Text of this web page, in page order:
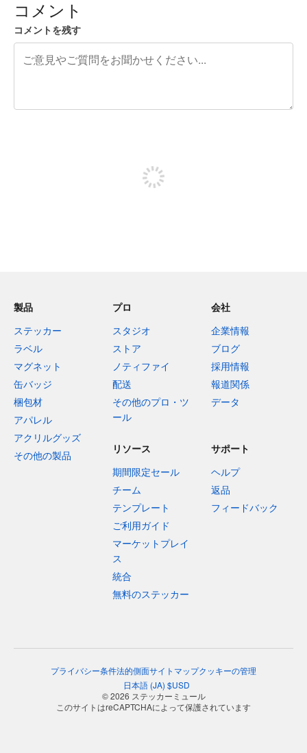
コメント
コメントを残す
製品
ステッカー
ラベル
マグネット
缶バッジ
梱包材
アパレル
アクリルグッズ
その他の製品
プロ
スタジオ
ストア
ノティファイ
配送
その他のプロ・ツ
ール
会社
企業情報
ブログ
採用情報
報道関係
データ
リソース
期間限定セール
チーム
テンプレート
ご利用ガイド
マーケットプレイ
ス
統合
無料のステッカー
サポート
ヘルプ
返品
フィードバック
プライバシー条件法的側面サイトマップクッキーの管理
日本語(JA) $USD
© 2026 ステッカーミュール
このサイトはreCAPTCHAによって保護されています